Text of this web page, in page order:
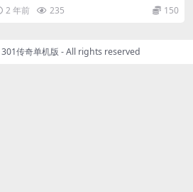
2 年前
235 150
301传奇单机版 - All rights reserved